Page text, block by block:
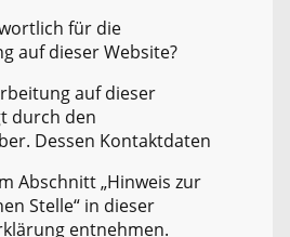
für die
auf dieser Website?
auf dieser
durch den
Dessen Kontaktdaten
Abschnitt „Hinweis zur
Stelle“ in dieser
entnehmen.